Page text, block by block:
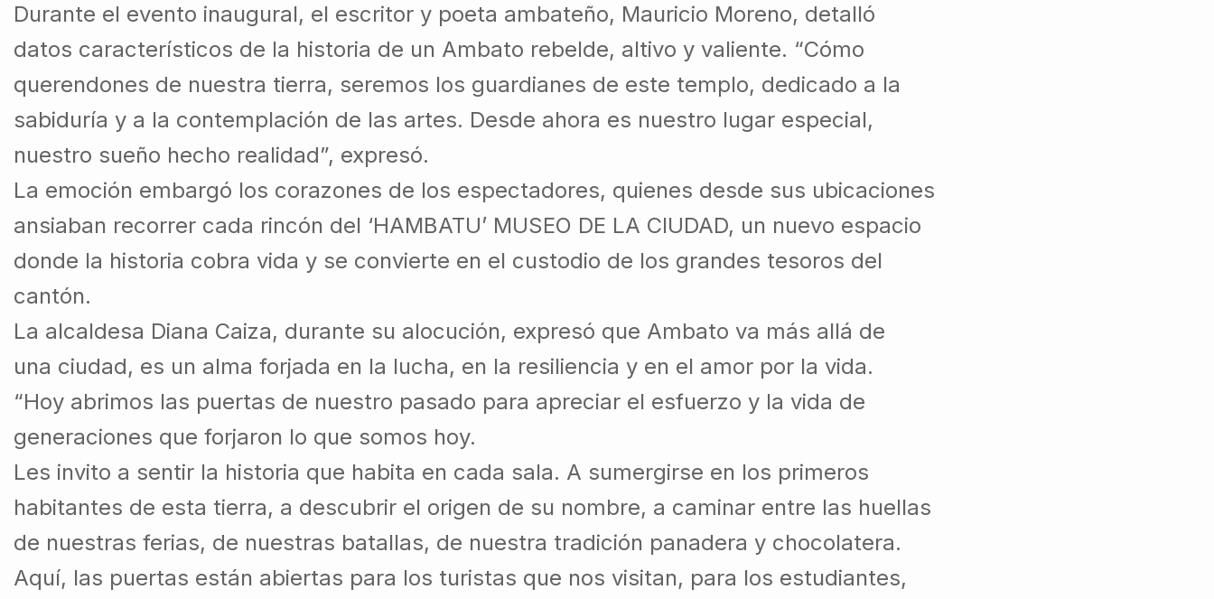
Durante el evento inaugural, el escritor y poeta ambateño, Mauricio Moreno, detalló
datos característicos de la historia de un Ambato rebelde, altivo y valiente. “Cómo
querendones de nuestra tierra, seremos los guardianes de este templo, dedicado a la
sabiduría y a la contemplación de las artes. Desde ahora es nuestro lugar especial,
nuestro sueño hecho realidad”, expresó.
La emoción embargó los corazones de los espectadores, quienes desde sus ubicaciones
ansiaban recorrer cada rincón del ‘HAMBATU’ MUSEO DE LA CIUDAD, un nuevo espacio
donde la historia cobra vida y se convierte en el custodio de los grandes tesoros del
cantón.
La alcaldesa Diana Caiza, durante su alocución, expresó que Ambato va más allá de
una ciudad, es un alma forjada en la lucha, en la resiliencia y en el amor por la vida.
“Hoy abrimos las puertas de nuestro pasado para apreciar el esfuerzo y la vida de
generaciones que forjaron lo que somos hoy.
Les invito a sentir la historia que habita en cada sala. A sumergirse en los primeros
habitantes de esta tierra, a descubrir el origen de su nombre, a caminar entre las huellas
de nuestras ferias, de nuestras batallas, de nuestra tradición panadera y chocolatera.
Aquí, las puertas están abiertas para los turistas que nos visitan, para los estudiantes,